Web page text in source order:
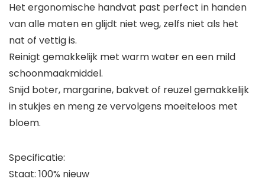
Het ergonomische handvat past perfect in handen
van alle maten en glijdt niet weg, zelfs niet als het
nat of vettig is.
Reinigt gemakkelijk met warm water en een mild
schoonmaakmiddel.
Snijd boter, margarine, bakvet of reuzel gemakkelijk
in stukjes en meng ze vervolgens moeiteloos met
bloem.
Specificatie:
Staat: 100% nieuw